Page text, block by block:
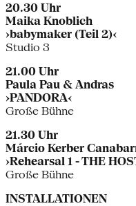
20.30 Uhr
Maika Knoblich
›babymaker (Teil 2)‹
Studio 3
21.00 Uhr
Paula Pau & Andras
›PANDORA‹
Große Bühne
21.30 Uhr
Márcio Kerber
›Rehearsal 1 - THE
Große Bühne
INSTALLATIONEN